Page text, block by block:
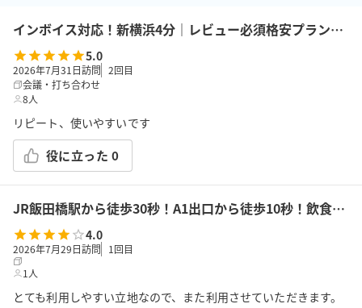
インボイス対応！新横浜4分｜レビュー必須格安プラン｜14席｜土足OK｜Wi-Fi｜43型モニター｜ボドゲ｜面接・勉強｜トイレは女性に嬉しいお部屋外男女別
5.0
2026年7月31日訪問 2回目
会議・打ち合わせ
8人
リピート、使いやすいです
役に立った 0
JR飯田橋駅から徒歩30秒！A1出口から徒歩10秒！飲食持込可!高速Wi-Fi!会議/ボドゲ/推し活/女子会/サロン/控室などで利用可能!貸会議室KS6飯田橋★
4.0
2026年7月29日訪問 1 回目
1人
とても利用しやすい立地なので、また利用させていただきます。